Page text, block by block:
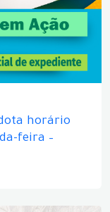
horário
feira –